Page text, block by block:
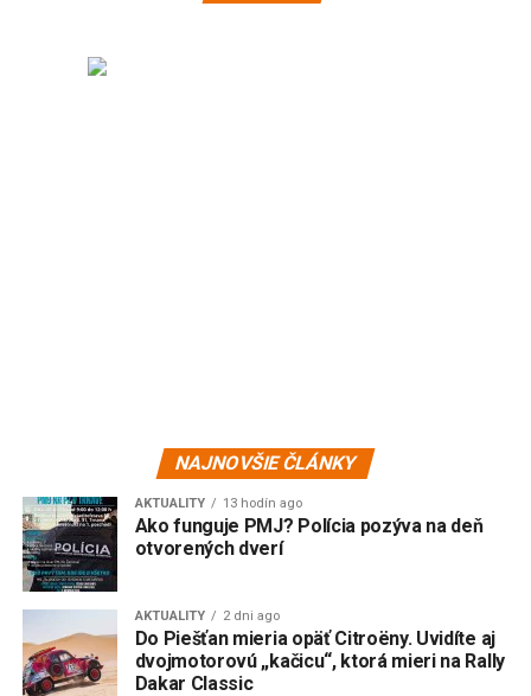
NAJNOVŠIE ČLÁNKY
AKTUALITY 13 hodín ago
Ako funguje PMJ? Polícia pozýva na deň
otvorených dverí
AKTUALITY 2 dni ago
Do Piešťan mieria opäť Citroëny. Uvidíte aj
dvojmotorovú „kačicu“, ktorá mieri na Rally
Dakar Classic